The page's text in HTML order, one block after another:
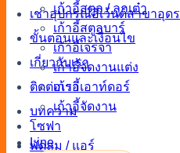
เช่าอุปกรณ์อีเว้นต์สาขาอุดร
ขั้นตอนและเงื่อนไข
เกี่ยวกับเรา
ติดต่อเรา
บทความ
Line
เก้าอี้สตูล / ลูกเต๋า
เก้าอี้สตูลบาร์
เก้าอี้เจรจา
เก้าอี้จัดงานแต่ง
เก้าอี้เอาท์ดอร์
เก้าอี้จัดงาน
โซฟา
พัดลม / แอร์